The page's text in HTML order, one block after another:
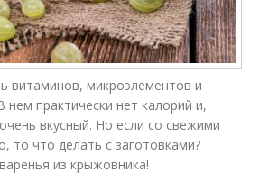
витаминов, микроэлементов и
нем практически нет калорий и,
вкусный. Но если со свежими
то что делать с заготовками?
из крыжовника!